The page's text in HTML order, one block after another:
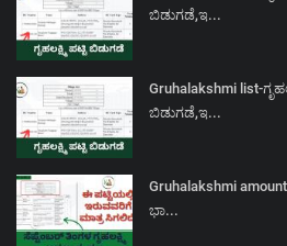
ಬಿಡುಗಡೆ,ಇ...
Gruhalakshmi list-
ಬಿಡುಗಡೆ,ಇ...
Gruhalakshmi
ಭಾ...